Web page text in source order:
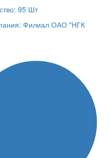
95 Шт
Филиал ОАО "НГК